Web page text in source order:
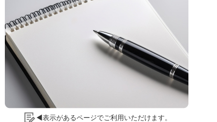
◀表示があるページでご利用いただけます。